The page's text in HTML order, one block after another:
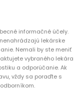
informačné účely.
lekárske
Nemali by ste meniť
vybraného lekára
a odporúčanie. Ak
vždy sa poraďte s